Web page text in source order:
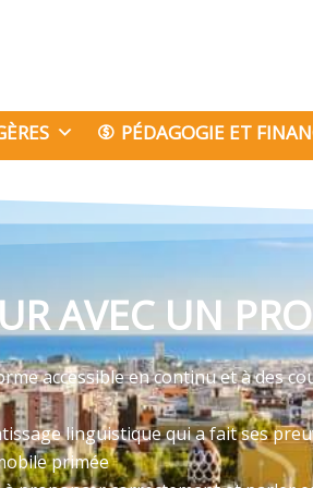
PÉDAGOGIE ET
AVEC UN
accessible en continu et à des
linguistique qui a fait ses
primée